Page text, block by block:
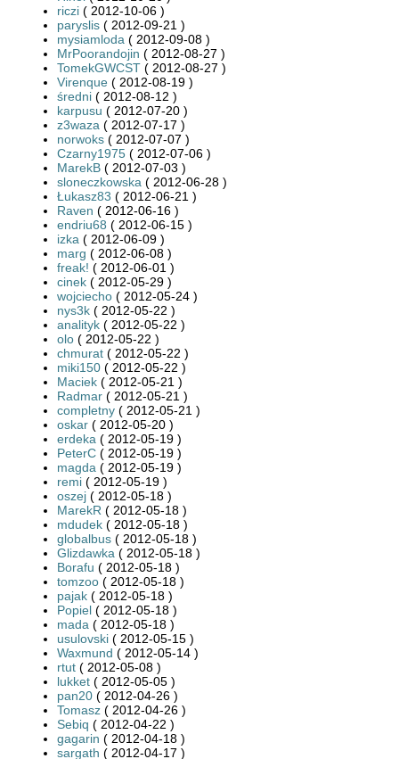
riczi ( 2012-10-06 )
paryslis ( 2012-09-21 )
mysiamloda ( 2012-09-08 )
MrPoorandojin ( 2012-08-27 )
TomekGWCST ( 2012-08-27 )
Virenque ( 2012-08-19 )
średni ( 2012-08-12 )
karpusu ( 2012-07-20 )
z3waza ( 2012-07-17 )
norwoks ( 2012-07-07 )
Czarny1975 ( 2012-07-06 )
MarekB ( 2012-07-03 )
sloneczkowska ( 2012-06-28 )
Łukasz83 ( 2012-06-21 )
Raven ( 2012-06-16 )
endriu68 ( 2012-06-15 )
izka ( 2012-06-09 )
marg ( 2012-06-08 )
freak! ( 2012-06-01 )
cinek ( 2012-05-29 )
wojciecho ( 2012-05-24 )
nys3k ( 2012-05-22 )
analityk ( 2012-05-22 )
olo ( 2012-05-22 )
chmurat ( 2012-05-22 )
miki150 ( 2012-05-22 )
Maciek ( 2012-05-21 )
Radmar ( 2012-05-21 )
completny ( 2012-05-21 )
oskar ( 2012-05-20 )
erdeka ( 2012-05-19 )
PeterC ( 2012-05-19 )
magda ( 2012-05-19 )
remi ( 2012-05-19 )
oszej ( 2012-05-18 )
MarekR ( 2012-05-18 )
mdudek ( 2012-05-18 )
globalbus ( 2012-05-18 )
Glizdawka ( 2012-05-18 )
Borafu ( 2012-05-18 )
tomzoo ( 2012-05-18 )
pajak ( 2012-05-18 )
Popiel ( 2012-05-18 )
mada ( 2012-05-18 )
usulovski ( 2012-05-15 )
Waxmund ( 2012-05-14 )
rtut ( 2012-05-08 )
lukket ( 2012-05-05 )
pan20 ( 2012-04-26 )
Tomasz ( 2012-04-26 )
Sebiq ( 2012-04-22 )
gagarin ( 2012-04-18 )
sargath ( 2012-04-17 )